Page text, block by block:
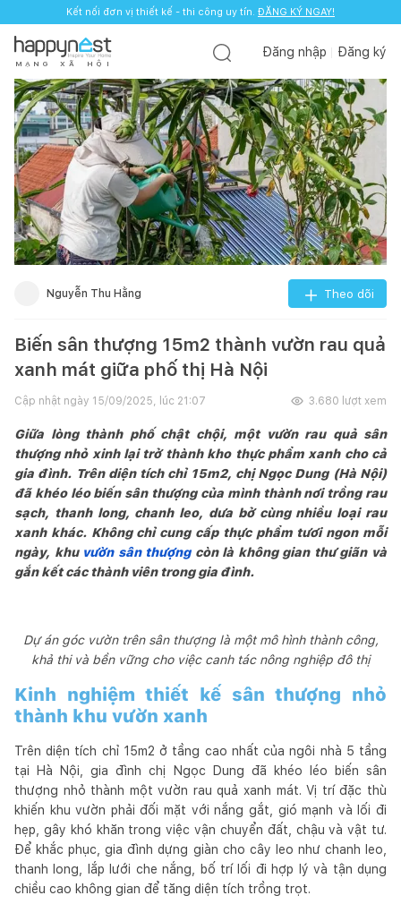
Kết nối đơn vị thiết kế - thi công uy tín. ĐĂNG KÝ NGAY!
M Ạ N G X Ã H Ộ I
Đăng nhập Đăng ký
Nguyễn Thu Hằng Theo dõi
Biến sân thượng 15m2 thành vườn rau quả
xanh mát giữa phố thị Hà Nội
Cập nhật ngày 15/09/2025, lúc 21:07 3.680 lượt xem
Giữa lòng thành phố chật chội, một vườn rau quả sân
thượng nhỏ xinh lại trở thành kho thực phẩm xanh cho cả
gia đình. Trên diện tích chỉ 15m2, chị Ngọc Dung (Hà Nội)
đã khéo léo biến sân thượng của mình thành nơi trồng rau
sạch, thanh long, chanh leo, dưa bở cùng nhiều loại rau
xanh khác. Không chỉ cung cấp thực phẩm tươi ngon mỗi
ngày, khu vườn sân thượng còn là không gian thư giãn và
gắn kết các thành viên trong gia đình.
Dự án góc vườn trên sân thượng là một mô hình thành công,
khả thi và bền vững cho việc canh tác nông nghiệp đô thị
Kinh nghiệm thiết kế sân thượng nhỏ
thành khu vườn xanh
Trên diện tích chỉ 15m2 ở tầng cao nhất của ngôi nhà 5 tầng
tại Hà Nội, gia đình chị Ngọc Dung đã khéo léo biến sân
thượng nhỏ thành một vườn rau quả xanh mát. Vị trí đặc thù
khiến khu vườn phải đối mặt với nắng gắt, gió mạnh và lối đi
hẹp, gây khó khăn trong việc vận chuyển đất, chậu và vật tư.
Để khắc phục, gia đình dựng giàn cho cây leo như chanh leo,
thanh long, lắp lưới che nắng, bố trí lối đi hợp lý và tận dụng
chiều cao không gian để tăng diện tích trồng trọt.